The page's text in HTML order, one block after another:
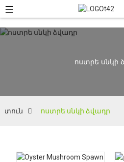
ոստրե սնկի
տուն ոստրե սնկի ձվադր